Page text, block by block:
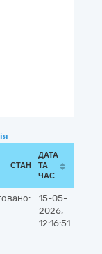
СТАН
ДАТА
ТА
ЧАС
15-05-
2026,
12:16:51